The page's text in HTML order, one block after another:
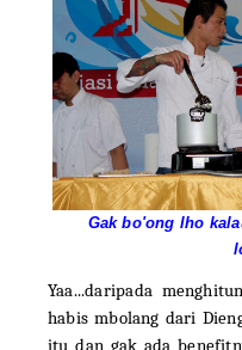
Gak bo'ong lho
Yaa...daripada
habis mbolang dari
itu dan gak ada